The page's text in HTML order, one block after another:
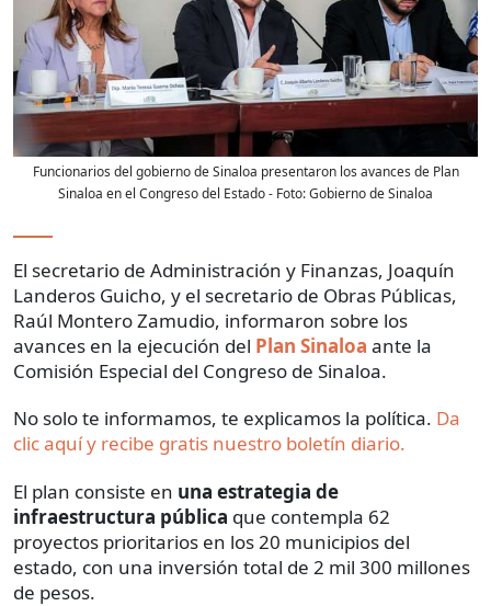
Funcionarios del gobierno de Sinaloa presentaron los avances de Plan
Sinaloa en el Congreso del Estado- Foto:Gobierno de Sinaloa
El secretario de Administración y Finanzas, Joaquín
Landeros Guicho, y el secretario de Obras Públicas,
Raúl Montero Zamudio, informaron sobre los
avances en la ejecución del Plan Sinaloa ante la
Comisión Especial del Congreso de Sinaloa.
No solo te informamos, te explicamos la política. Da
clic aquí y recibe gratis nuestro boletín diario.
El plan consiste en una estrategia de
infraestructura pública que contempla 62
proyectos prioritarios en los 20 municipios del
estado, con una inversión total de 2 mil 300 millones
de pesos.